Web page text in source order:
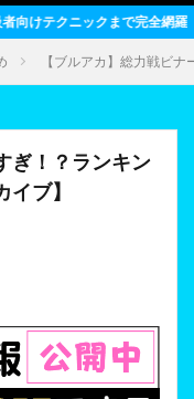
【ブルアカ】総力戦ビ
ぎ！？ランキン
ブ】